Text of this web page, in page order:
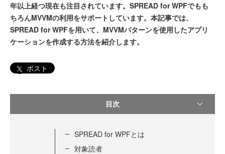
年以上経つ現在も注目されています。SPREAD for WPFでもも
ちろんMVVMの利用をサポートしています。本記事では、
SPREAD for WPFを用いて、MVVMパターンを使用したアプリ
ケーションを作成する方法を紹介します。
ポスト
目次
SPREAD for WPFとは
対象読者